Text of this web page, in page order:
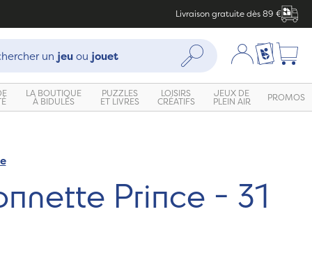
Livraison gratuite dès 89 €
:
un jeuou jouet Rechercher Mon compte
Ma liste
LA BOUTIQUE
À BIDULES
PUZZLES
ET LIVRES
LOISIRS
CRÉATIFS
JEUX DE
PLEIN AIR PROMOS
Prince - 31